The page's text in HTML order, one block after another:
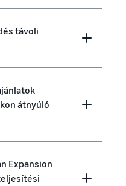
távoli
átnyúló
Expansion